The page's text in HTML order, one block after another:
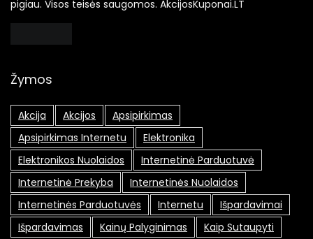
pigiau. Visos teisės saugomos. AkcijosKuponai.LT
Žymos
Akcija Akcijos
Apsipirkimas
Apsipirkimas Internetu
Elektronika
Elektronikos Nuolaidos
Internetinė Parduotuvė
Internetinė Prekyba
Internetinės Nuolaidos
Internetinės Parduotuvės
Internetu
Išpardavimai
Išpardavimas
Kainų Palyginimas
Kaip Sutaupyti